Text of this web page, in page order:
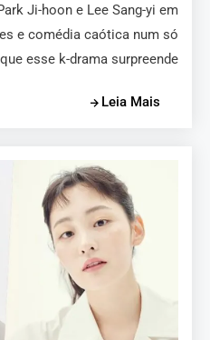
Ji-hoon e Lee Sang-yi em
e comédia caótica num só
esse k-drama surpreende.
Leia Mais